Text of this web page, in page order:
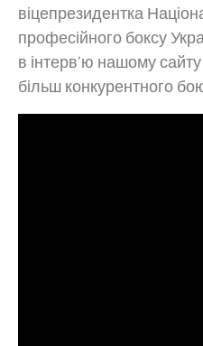
віцепрезидентка
професійного боксу
в інтерв’ю нашому
більш конкурентного